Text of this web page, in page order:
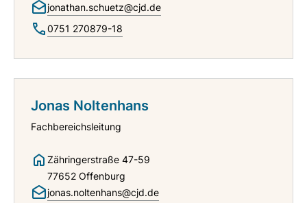
jonathan.schuetz@cjd.de
0751 270879-18
Jonas Noltenhans
Fachbereichsleitung
Zähringerstraße 47-59
77652 Offenburg
jonas.noltenhans@cjd.de